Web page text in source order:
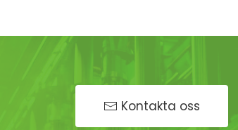
Kontakta oss